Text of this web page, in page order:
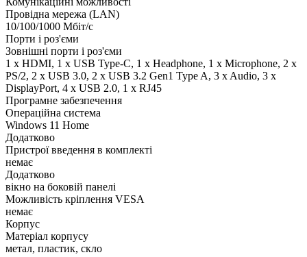
Провідна мережа (LAN)
10/100/1000 Мбіт/с
Порти і роз'єми
Зовнішні порти і роз'єми
1 x HDMI, 1 x USB Type-C, 1 x Нeadphone, 1 х Microphone, 2 x
PS/2, 2 x USB 3.0, 2 x USB 3.2 Gen1 Type A, 3 x Audio, 3 x
DisplayPort, 4 x USB 2.0, 1 x RJ45
Програмне забезпечення
Операційна система
Windows 11 Home
Додатково
Пристрої введення в комплекті
немає
Додатково
вікно на боковій панелі
Можливість кріплення VESA
немає
Корпус
Матеріал корпусу
метал, пластик, скло